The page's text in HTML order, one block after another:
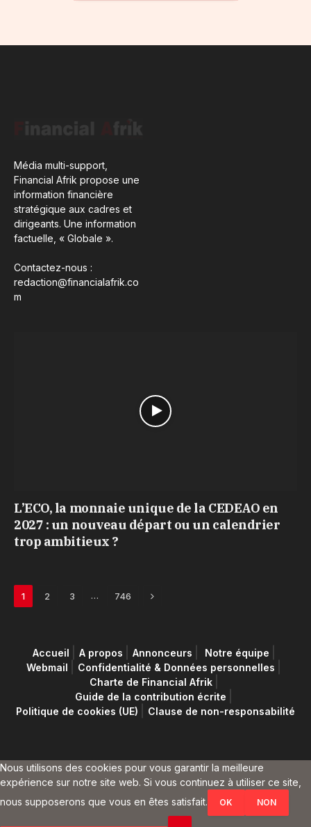
Média multi-support,
Financial Afrik propose une
information financière
stratégique aux cadres et
dirigeants. Une information
factuelle, « Globale ».
Contactez-nous :
redaction@financialafrik.co
m
L’ECO, la monnaie unique de la CEDEAO en
2027 : un nouveau départ ou un calendrier
trop ambitieux ?
1 2 3 … 746 Next
Accueil A propos Annonceurs
Notre équipe
Webmail
Confidentialité & Données personnelles
Charte de Financial Afrik
Guide de la contribution écrite
Politique de cookies (UE)
Clause de non-responsabilité
Nous utilisons des cookies pour vous garantir la meilleure
expérience sur notre site web. Si vous continuez à utiliser ce site,
nous supposerons que vous en êtes satisfait.
OK NON